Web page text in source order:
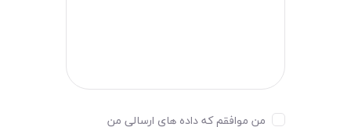
من موافقم که داده های ارسالی من